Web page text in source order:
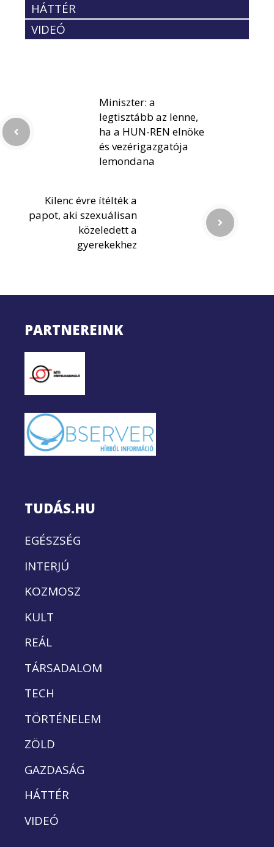
HÁTTÉR
VIDEÓ
Miniszter: a
legtisztább az lenne,
ha a HUN-REN elnöke
és vezérigazgatója
lemondana
Kilenc évre ítélték a
papot, aki szexuálisan
közeledett a
gyerekekhez
PARTNEREINK
TUDÁS.HU
EGÉSZSÉG
INTERJÚ
KOZMOSZ
KULT
REÁL
TÁRSADALOM
TECH
TÖRTÉNELEM
ZÖLD
GAZDASÁG
HÁTTÉR
VIDEÓ